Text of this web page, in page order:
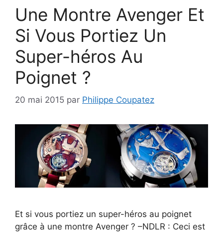
Une Montre Avenger Et
Si Vous Portiez Un
Super-héros Au
Poignet ?
20 mai 2015 par Philippe Coupatez
Et si vous portiez un super-héros au poignet
grâce à une montre Avenger ? –NDLR : Ceci est